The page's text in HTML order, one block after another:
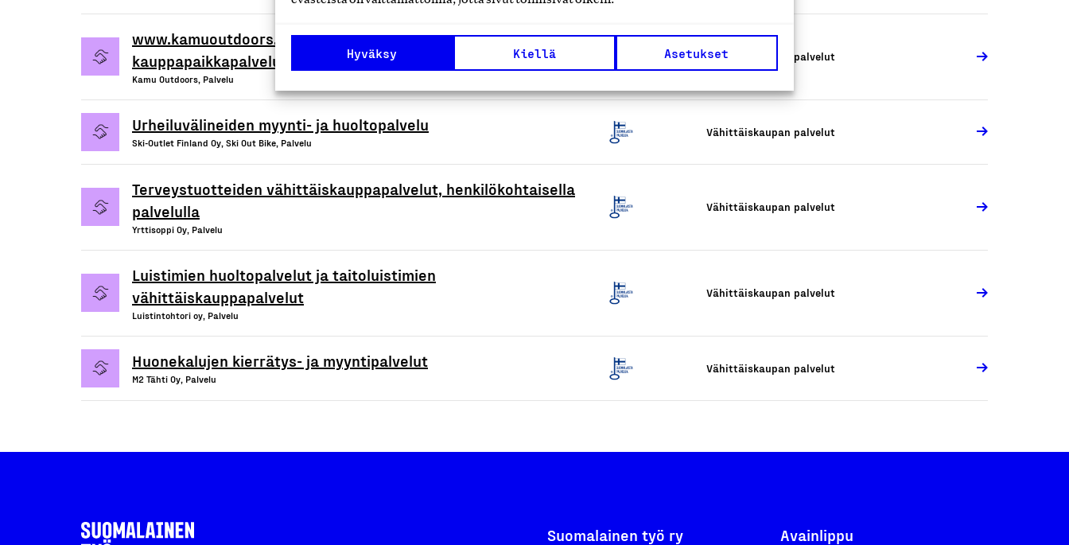
Hyväksy Kiellä Asetukset
www.kamuoutdoors.fi kalastusvälineiden ja ulkoilutarvikkeiden
kauppapaikkapalvelu
Kamu Outdoors, Palvelu
Vähittäiskaupan palvelut
Urheiluvälineiden myynti- ja huoltopalvelu
Ski-Outlet Finland Oy, Ski Out Bike, Palvelu
Vähittäiskaupan palvelut
Terveystuotteiden vähittäiskauppapalvelut, henkilökohtaisella
palvelulla
Yrttisoppi Oy, Palvelu
Vähittäiskaupan palvelut
Luistimien huoltopalvelut ja taitoluistimien
vähittäiskauppapalvelut
Luistintohtori oy, Palvelu
Vähittäiskaupan palvelut
Huonekalujen kierrätys- ja myyntipalvelut
M2 Tähti Oy, Palvelu
Vähittäiskaupan palvelut
Suomalainen työ ry Avainlippu